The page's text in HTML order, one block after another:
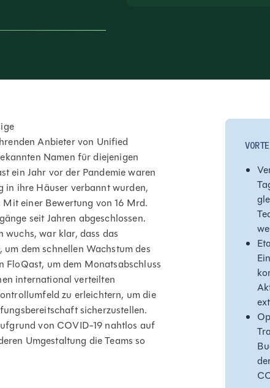
Anbieter von Unified
Namen für diejenigen
ein Jahr vor der Pandemie waren
in ihre Häuser verbannt wurden,
einer Bewertung von 16 Mrd.
seit Jahren abgeschlossen.
war klar, dass das
dem schnellen Wachstum des
FloQast, um dem Monatsabschluss
international verteilten
zu erleichtern, um die
sicherzustellen.
von COVID-19 nahtlos auf
Umgestaltung die Teams so